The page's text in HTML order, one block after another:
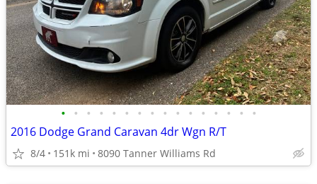
• • • • • • • • • • • • • • • •
2016 Dodge Grand Caravan 4dr Wgn R/T
8/4 151k mi 8090 Tanner Williams Rd